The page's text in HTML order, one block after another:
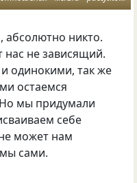
абсолютно никто.
нас не зависящий.
одинокими, так же
остаемся
мы придумали
себе
может нам
сами.